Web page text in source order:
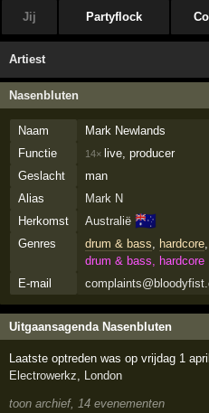
Jij Partyflock
Artiest
Nasenbluten
Naam
Mark Newlands
Functie
14× live, producer
Geslacht
man
Alias
Mark N
Herkomst
Australië 🇦🇺
Genres drum & bass hardcore,
drum & bass, hardcore
E-mail
Uitgaansagenda Nasenbluten
Laatste optreden was op vrijdag 1
Electrowerkz
London
toon archief, 14 evenementen